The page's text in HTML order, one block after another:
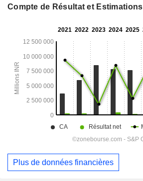
Compte de Résultat et Estimations
Plus de données financières